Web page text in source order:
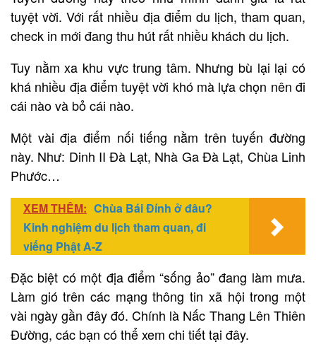
tuyệt vời. Với rất nhiều địa điểm du lịch, tham quan,
check in mới đang thu hút rất nhiều khách du lịch.
Tuy nằm xa khu vực trung tâm. Nhưng bù lại lại có
khá nhiều địa điểm tuyệt vời khó mà lựa chọn nên đi
cái nào và bỏ cái nào.
Một vài địa điểm nối tiếng nằm trên tuyến đường
này. Như: Dinh II Đà Lạt, Nhà Ga Đà Lạt, Chùa Linh
Phước…
XEM THÊM: Chùa Bái Đính ở đâu?
Kinh nghiệm du lịch tham quan, đi
viếng Phật A-Z
Đặc biệt có một địa điểm “sống ảo” đang làm mưa.
Làm gió trên các mạng thông tin xã hội trong một
vài ngày gần đây đó. Chính là Nấc Thang Lên Thiên
Đường, các bạn có thể xem chi tiết tại đây.